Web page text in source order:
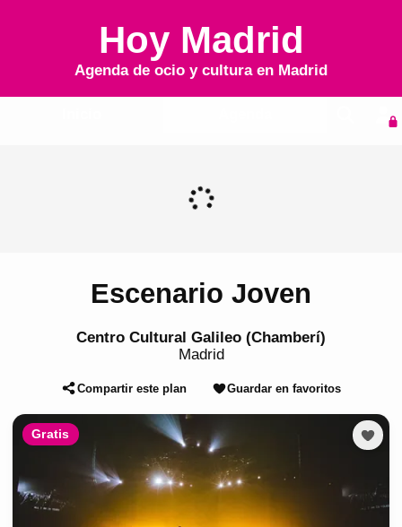
Hoy Madrid
Agenda de ocio y cultura en Madrid
Escenario Joven
Centro Cultural Galileo (Chamberí)
Madrid
Compartir este plan Guardar en favoritos
Gratis